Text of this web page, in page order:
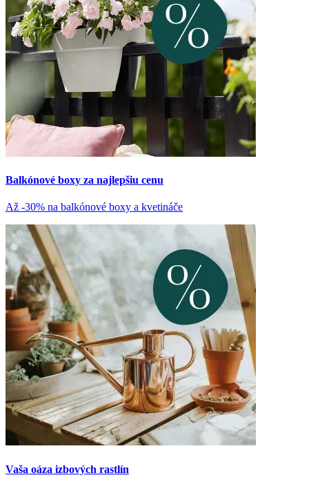
Balkónové boxy za najlepšiu cenu
Až -30% na balkónové boxy a kvetináče
Vaša oáza izbových rastlín